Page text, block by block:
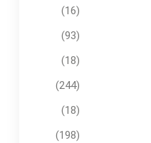
(16)
(93)
(18)
(244)
(18)
(198)